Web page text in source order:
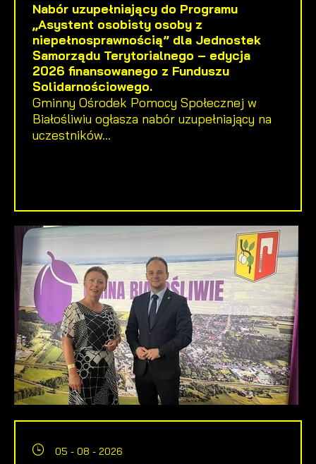
Nabór uzupełniający do Programu
„Asystent osobisty osoby z
niepełnosprawnością” dla Jednostek
Samorządu Terytorialnego – edycja
2026 finansowanego z Funduszu
Solidarnościowego.
Gminny Ośrodek Pomocy Społecznej w
Białośliwiu ogłasza nabór uzupełniający na
uczestników...
05 - 08 - 2026